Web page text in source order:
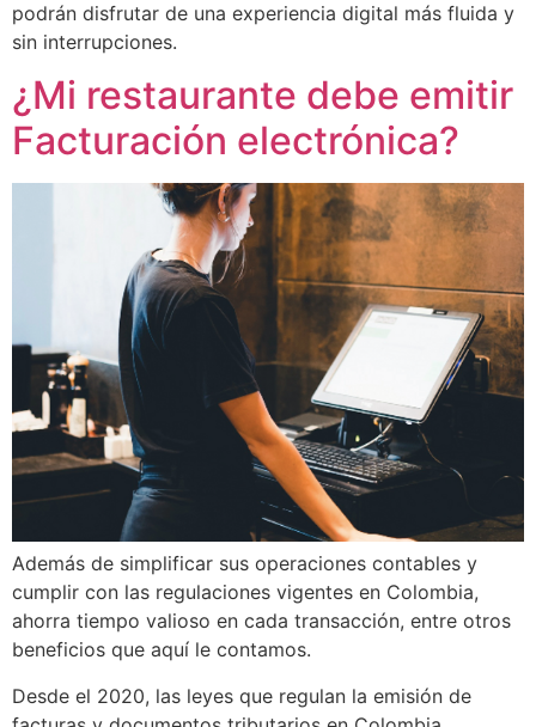
podrán disfrutar de una experiencia digital más fluida y
sin interrupciones.
¿Mi restaurante debe emitir
Facturación electrónica?
Además de simplificar sus operaciones contables y
cumplir con las regulaciones vigentes en Colombia,
ahorra tiempo valioso en cada transacción, entre otros
beneficios que aquí le contamos.
Desde el 2020, las leyes que regulan la emisión de